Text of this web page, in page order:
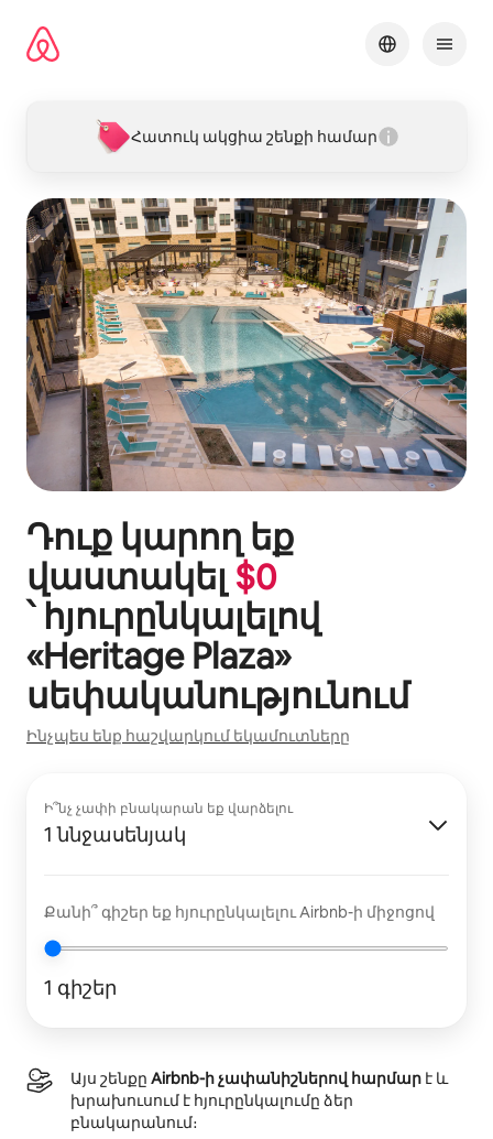
բովանդակությանը
Հատուկ ակցիա շենքի համար
Դուք կարող եք
վաստակել $0
՝ հյուրընկալելով
«Heritage Plaza»
սեփականությունում
Ինչպես ենք հաշվարկում եկամուտները
Ի՞նչ չափի բնակարան եք վարձելու
1 ննջասենյակ
Քանի՞ գիշեր եք հյուրընկալելու Airbnb-ի միջոցով
1 գիշեր
Այս շենքը Airbnb-ի չափանիշներով հարմար է և
խրախուսում է հյուրընկալումը ձեր
բնակարանում։